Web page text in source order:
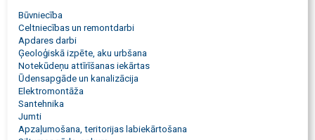
Būvniecība
Celtniecības un remontdarbi
Apdares darbi
Ģeoloģiskā izpēte, aku urbšana
Notekūdeņu attīrīšanas iekārtas
Ūdensapgāde un kanalizācija
Elektromontāža
Santehnika
Jumti
Apzaļumošana, teritorijas labiekārtošana